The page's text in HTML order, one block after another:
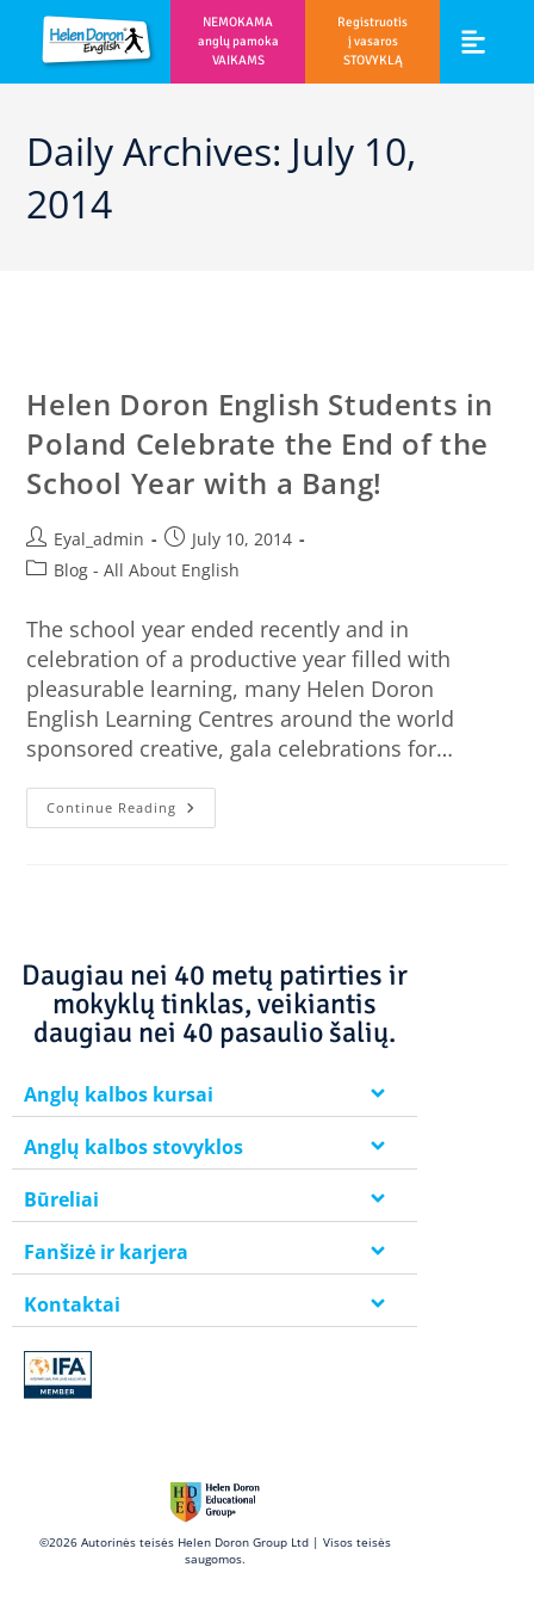
NEMOKAMA
anglų pamoka
VAIKAMS
Registruotis
į vasaros
STOVYKLĄ
Daily Archives: July 10,
2014
Helen Doron English Students in
Poland Celebrate the End of the
School Year with a Bang!
Eyal_admin
July 10, 2014
Blog - All About English
The school year ended recently and in
celebration of a productive year filled with
pleasurable learning, many Helen Doron
English Learning Centres around the world
sponsored creative, gala celebrations for…
Continue Reading
Daugiau nei 40 metų patirties ir
mokyklų tinklas, veikiantis
daugiau nei 40 pasaulio šalių.
Anglų kalbos kursai
Anglų kalbos stovyklos
Būreliai
Fanšizė ir karjera
Kontaktai
©2026 Autorinės teisės Helen Doron Group Ltd | Visos teisės
saugomos.